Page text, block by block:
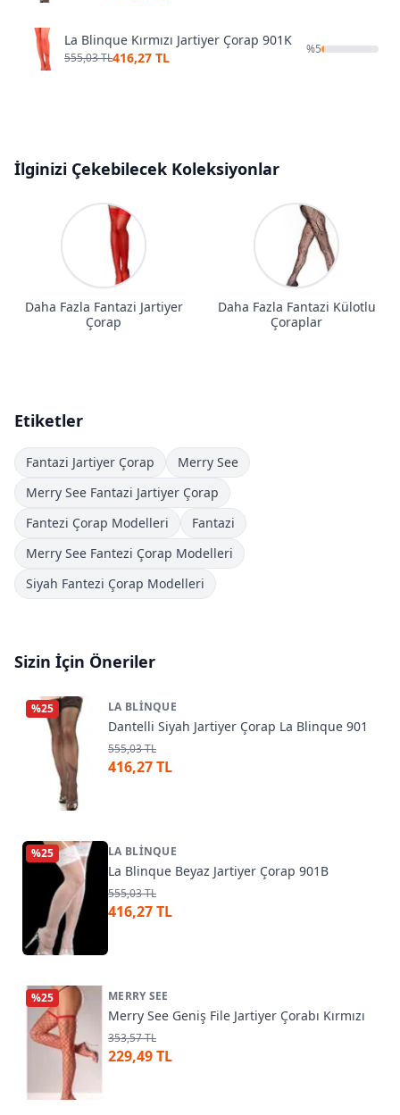
La Blinque Kırmızı Jartiyer Çorap 901K
555,03 TL416,27 TL
%5
İlginizi Çekebilecek Koleksiyonlar
Daha Fazla Fantazi Jartiyer
Çorap
Daha Fazla Fantazi Külotlu
Çoraplar
Etiketler
Fantazi Jartiyer Çorap
Merry See
Merry See Fantazi Jartiyer Çorap
Fantezi Çorap Modelleri
Fantazi
Merry See Fantezi Çorap Modelleri
Siyah Fantezi Çorap Modelleri
Sizin İçin Öneriler
%25 LA BLINQUE
Dantelli Siyah Jartiyer Çorap La Blinque 901
555,03 TL
416,27 TL
%25 LA BLINQUE
La Blinque Beyaz Jartiyer Çorap 901B
555,03 TL
416,27 TL
%25 MERRY SEE
Merry See Geniş File Jartiyer Çorabı Kırmızı
353,57 TL
229,49 TL